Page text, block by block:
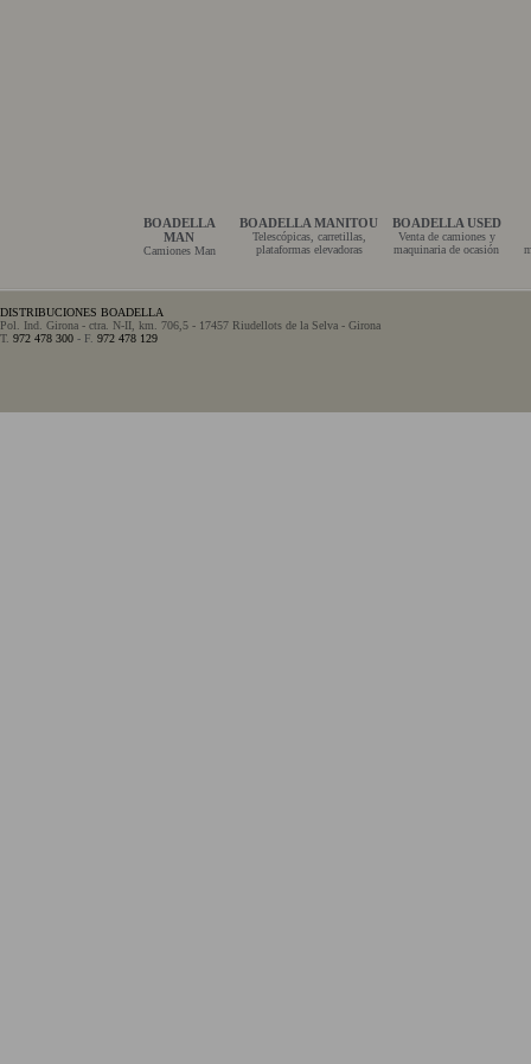
BOADELLA
MAN
Camiones Man
BOADELLA MANITOU
Telescópicas, carretillas,
plataformas elevadoras
BOADELLA USED
Venta de camiones y
maquinaria de ocasión
DISTRIBUCIONES BOADELLA
Pol. Ind. Girona - ctra. N-II, km. 706,5 - 17457 Riudellots de la Selva - Girona
T. 972 478 300 - F. 972 478 129